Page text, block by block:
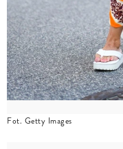
Fot. Getty Images